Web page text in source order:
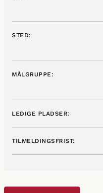
STED:
MÅLGRUPPE:
LEDIGE PLADSER:
TILMELDINGSFRIST: